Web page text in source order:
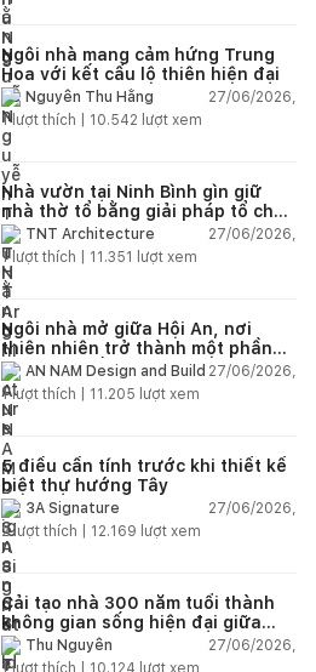
Ngôi nhà mang cảm hứng Trung
Hoa với kết cấu lộ thiên hiện đại
Nguyễn Thu Hằng
27/06/2026,
1lượt thích | 10.542 lượt xem
Nhà vườn tại Ninh Bình gìn giữ
nhà thờ tổ bằng giải pháp tổ chức
lại không gian
TNT Architecture
27/06/2026,
1lượt thích | 11.351 lượt xem
Ngôi nhà mở giữa Hội An, nơi
thiên nhiên trở thành một phần
của cuộc sống
AN NAM Design and Build 27/06/2026,
1lượt thích | 11.205 lượt xem
5 điều cần tính trước khi thiết kế
biệt thự hướng Tây
3A Signature
27/06/2026,
2lượt thích | 12.169 lượt xem
Cải tạo nhà 300 năm tuổi thành
không gian sống hiện đại giữa
thiên nhiên
Thu Nguyễn
27/06/2026,
1lượt thích | 10.124 lượt xem